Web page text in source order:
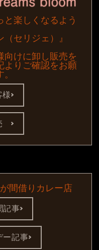
と楽しくなるよう
セリジェ）』
向けに卸し販売を
よりご確認をお願
様
間借りカレー店
記事
ー記事